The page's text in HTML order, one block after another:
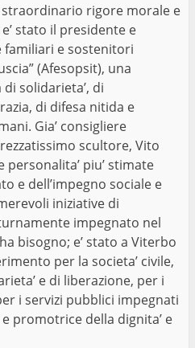
rigore morale e
stato il presidente e
familiari e sostenitori
(Afesopsit), una
solidarieta’, di
di difesa nitida e
Gia’ consigliere
scultore, Vito
personalita’ piu’ stimate
e dell’impegno sociale e
iniziative di
impegnato nel
bisogno; e’ stato a Viterbo
per la societa’ civile,
e di liberazione, per i
i servizi pubblici impegnati
promotrice della dignita’ e